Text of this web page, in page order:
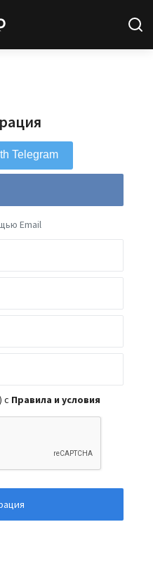
Email
с Правила и условия